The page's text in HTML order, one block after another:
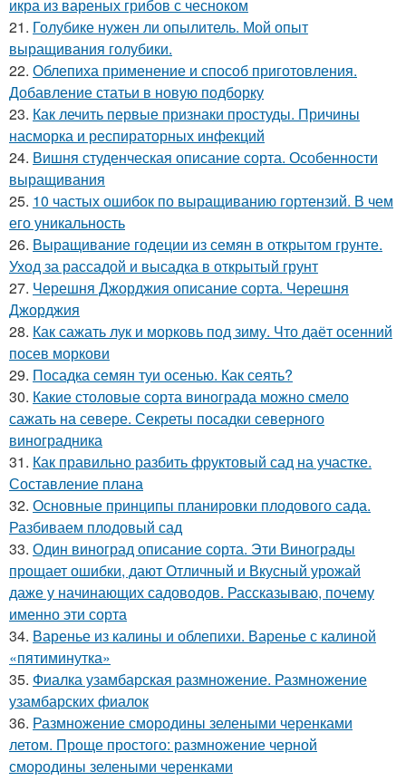
икра из вареных грибов с чесноком
21. Голубике нужен ли опылитель. Мой опыт
выращивания голубики.
22. Облепиха применение и способ приготовления.
Добавление статьи в новую подборку
23. Как лечить первые признаки простуды. Причины
насморка и респираторных инфекций
24. Вишня студенческая описание сорта. Особенности
выращивания
25. 10 частых ошибок по выращиванию гортензий. В чем
его уникальность
26. Выращивание годеции из семян в открытом грунте.
Уход за рассадой и высадка в открытый грунт
27. Черешня Джорджия описание сорта. Черешня
Джорджия
28. Как сажать лук и морковь под зиму. Что даёт осенний
посев моркови
29. Посадка семян туи осенью. Как сеять?
30. Какие столовые сорта винограда можно смело
сажать на севере. Секреты посадки северного
виноградника
31. Как правильно разбить фруктовый сад на участке.
Составление плана
32. Основные принципы планировки плодового сада.
Разбиваем плодовый сад
33. Один виноград описание сорта. Эти Винограды
прощает ошибки, дают Отличный и Вкусный урожай
даже у начинающих садоводов. Рассказываю, почему
именно эти сорта
34. Варенье из калины и облепихи. Варенье с калиной
«пятиминутка»
35. Фиалка узамбарская размножение. Размножение
узамбарских фиалок
36. Размножение смородины зелеными черенками
летом. Проще простого: размножение черной
смородины зелеными черенками